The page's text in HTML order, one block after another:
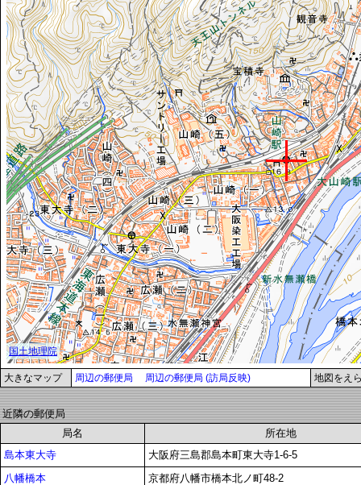
大きなマップ 周辺の郵便局 周辺の郵便局 (訪局反映) 地図をえ
近隣の郵便局
局名
所在地
島本東大寺
大阪府三島郡島本町東大寺1-6-5
八幡橋本
京都府八幡市橋本北ノ町48-2